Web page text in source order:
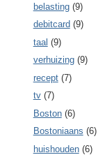
belasting (9)
debitcard (9)
taal (9)
verhuizing (9)
recept (7)
tv (7)
Boston (6)
Bostoniaans (6)
huishouden (6)